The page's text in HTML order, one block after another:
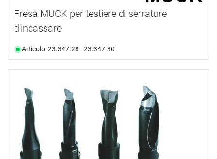
Fresa MUCK per testiere di serrature
d'incassare
Articolo: 23.347.28 - 23.347.30